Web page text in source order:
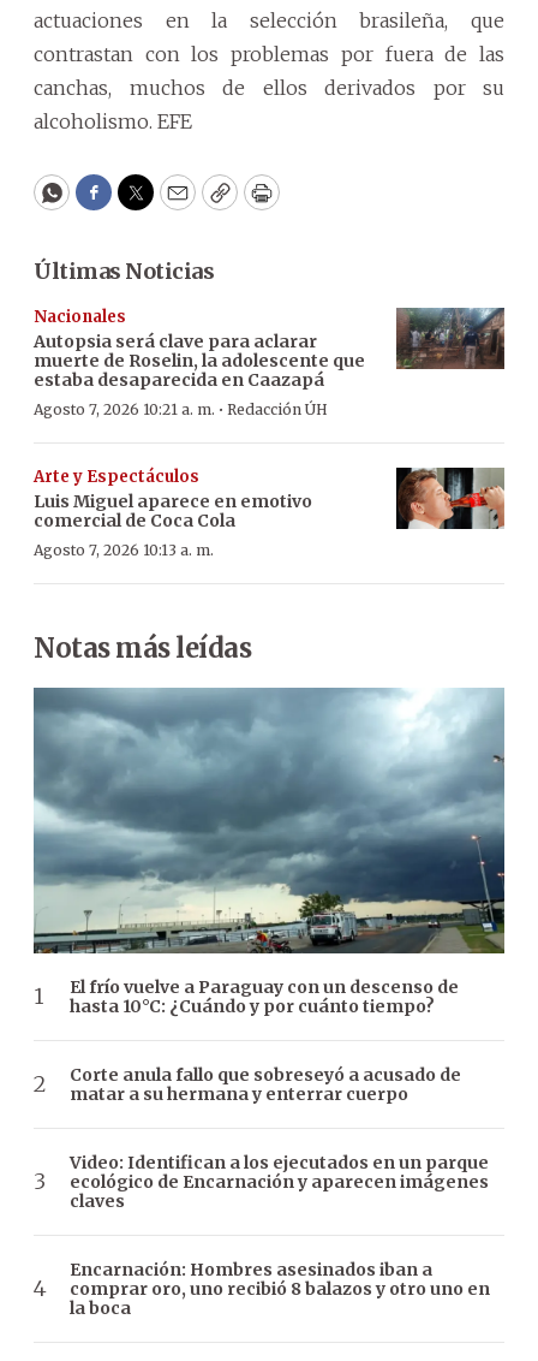
actuaciones en la selección brasileña, que
contrastan con los problemas por fuera de las
canchas, muchos de ellos derivados por su
alcoholismo. EFE
WhatsApp
Facebook
Twitter
EmailCopyPrint
Últimas Noticias
Nacionales
Autopsia será clave para aclarar
muerte de Roselin, la adolescente que
estaba desaparecida en Caazapá
Agosto 7, 2026 10:21 a. m. · Redacción ÚH
Arte y Espectáculos
Luis Miguel aparece en emotivo
comercial de Coca Cola
Agosto 7, 2026 10:13 a. m.
Notas más leídas
El frío vuelve a Paraguay con un descenso de
hasta 10°C: ¿Cuándo y por cuánto tiempo?
Corte anula fallo que sobreseyó a acusado de
matar a su hermana y enterrar cuerpo
Video: Identifican a los ejecutados en un parque
ecológico de Encarnación y aparecen imágenes
claves
Encarnación: Hombres asesinados iban a
comprar oro, uno recibió 8 balazos y otro uno en
la boca